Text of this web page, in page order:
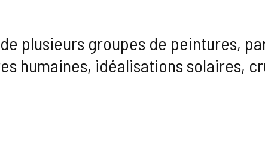
plusieurs groupes de peintures,
humaines, idéalisations solaires,